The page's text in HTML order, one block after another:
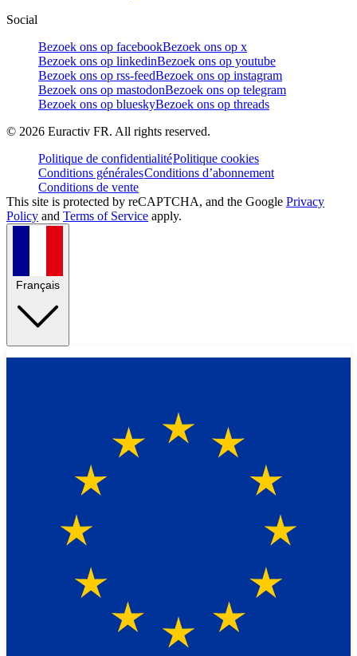
Social
Bezoek ons op facebookBezoek ons op x
Bezoek ons op linkedinBezoek ons op youtube
Bezoek ons op rss-feedBezoek ons op instagram
Bezoek ons op mastodonBezoek ons op telegram
Bezoek ons op blueskyBezoek ons op threads
© 2026 Euractiv FR. All rights reserved.
Politique de confidentialitéPolitique cookies
Conditions généralesConditions d’abonnement
Conditions de vente
This site is protected by reCAPTCHA, and the Google Privacy
Policy and Terms of Service apply.
Français